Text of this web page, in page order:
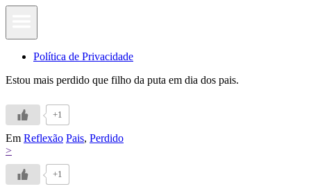
Política de Privacidade
Estou mais perdido que filho da puta em dia dos pais.
+1
Em Reflexão Pais, Perdido
>
+1